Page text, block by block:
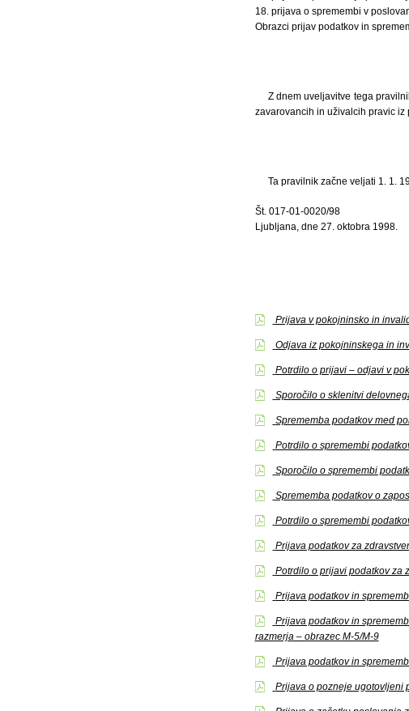
18. prijava o spremembi v
Obrazci prijav podatkov in
Z dnem uveljavitve tega
zavarovancih in uživalcih pravic iz
Ta pravilnik začne veljati 1. 1.
Št. 017-01-0020/98
Ljubljana, dne 27. oktobra 1998.
Prijava v pokojninsko in
Odjava iz pokojninskega in
Potrdilo o prijavi – odjavi v
Sporočilo o sklenitvi
Sprememba podatkov med
Potrdilo o spremembi
Sporočilo o spremembi
Sprememba podatkov o
Potrdilo o spremembi
Prijava podatkov za
Potrdilo o prijavi podatkov za
Prijava podatkov in
Prijava podatkov in
razmerja – obrazec M-5/M-9
Prijava podatkov in
Prijava o pozneje ugotovljeni